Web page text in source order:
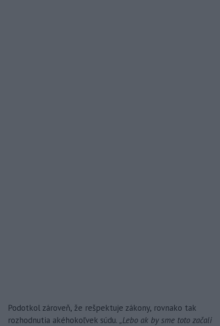
Podotkol zároveň, že rešpektuje zákony, rovnako tak
rozhodnutia akéhokoľvek súdu. „Lebo ak by sme toto začali